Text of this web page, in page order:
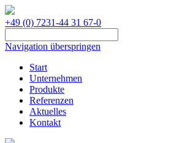
+49 (0) 7231-44 31 67-0
Navigation überspringen
Start
Unternehmen
Produkte
Referenzen
Aktuelles
Kontakt